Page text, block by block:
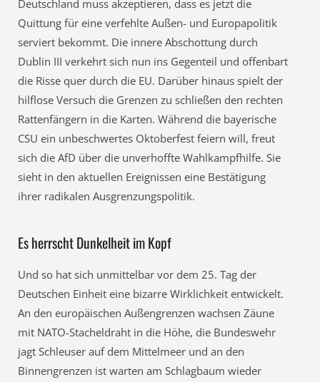
Deutschland muss akzeptieren, dass es jetzt die
Quittung für eine verfehlte Außen- und Europapolitik
serviert bekommt. Die innere Abschottung durch
Dublin III verkehrt sich nun ins Gegenteil und offenbart
die Risse quer durch die EU. Darüber hinaus spielt der
hilflose Versuch die Grenzen zu schließen den rechten
Rattenfängern in die Karten. Während die bayerische
CSU ein unbeschwertes Oktoberfest feiern will, freut
sich die AfD über die unverhoffte Wahlkampfhilfe. Sie
sieht in den aktuellen Ereignissen eine Bestätigung
ihrer radikalen Ausgrenzungspolitik.
Es herrscht Dunkelheit im Kopf
Und so hat sich unmittelbar vor dem 25. Tag der
Deutschen Einheit eine bizarre Wirklichkeit entwickelt.
An den europäischen Außengrenzen wachsen Zäune
mit NATO-Stacheldraht in die Höhe, die Bundeswehr
jagt Schleuser auf dem Mittelmeer und an den
Binnengrenzen ist warten am Schlagbaum wieder